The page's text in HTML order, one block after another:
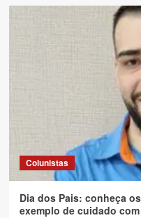
Colunistas
Dia dos Pais: conheça
exemplo de cuidado